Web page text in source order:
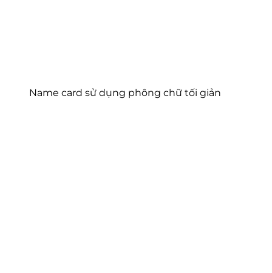
Name card sử dụng phông chữ tối giản